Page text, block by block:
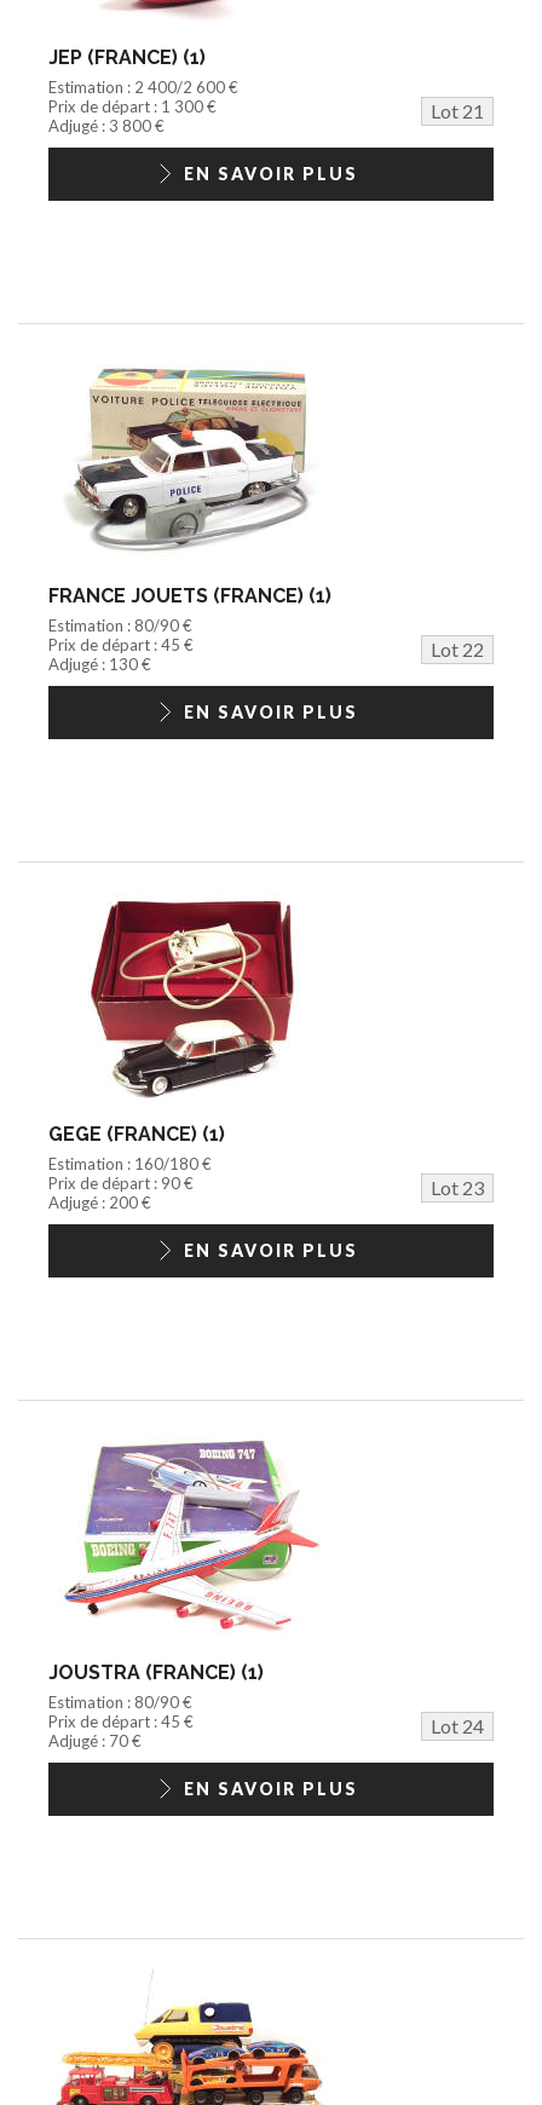
JEP (FRANCE) (1)
Estimation : 2 400/2 600 €
Prix de départ : 1 300 €
Lot 21
Adjugé : 3 800 €
EN SAVOIR PLUS
FRANCE JOUETS (FRANCE) (1)
Estimation : 80/90 €
Prix de départ : 45 €
Lot 22
Adjugé : 130 €
EN SAVOIR PLUS
GEGE (FRANCE) (1)
Estimation : 160/180 €
Prix de départ : 90 €
Lot 23
Adjugé : 200 €
EN SAVOIR PLUS
JOUSTRA (FRANCE) (1)
Estimation : 80/90 €
Prix de départ : 45 €
Lot 24
Adjugé : 70 €
EN SAVOIR PLUS